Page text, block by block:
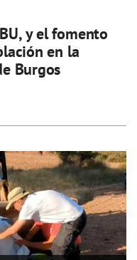
y el fomento
en la
Burgos